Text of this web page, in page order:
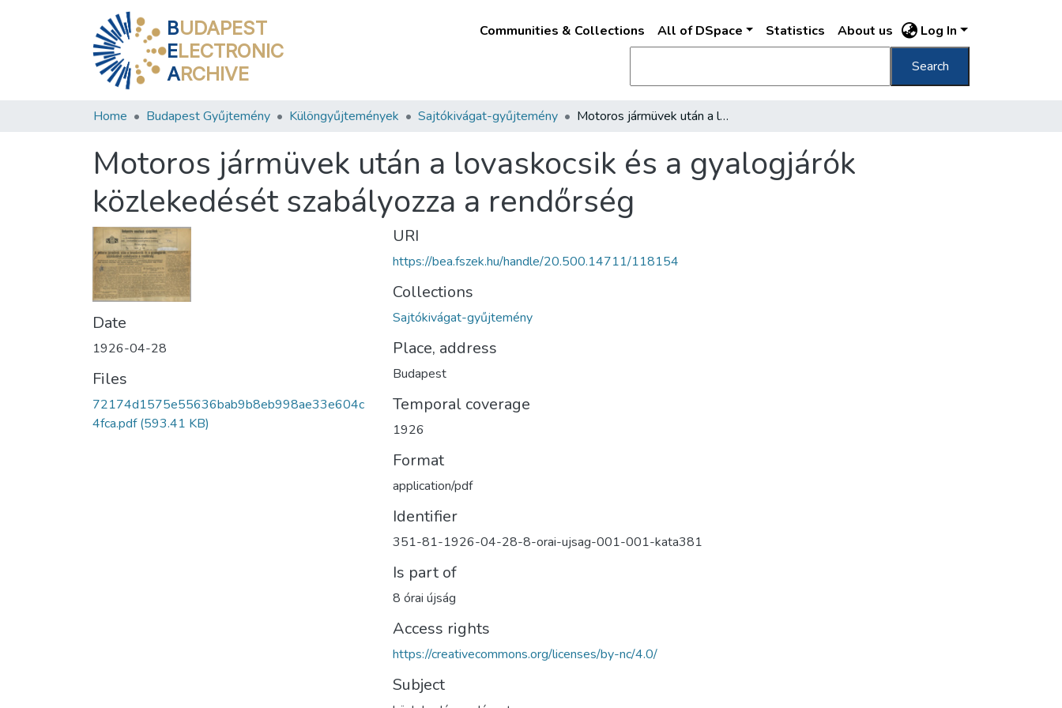
BUDAPEST
ELECTRONIC
ARCHIVE
Communities & Collections All of DSpace Statistics About us Log In
Search
Home Budapest Gyűjtemény Különgyűjtemények Sajtókivágat-gyűjtemény Motoros jármüvek után a lovaskocsik és a gyalogjárók közlekedését szabályozza a rendőrség
Motoros jármüvek után a lovaskocsik és a gyalogjárók
közlekedését szabályozza a rendőrség
Date
1926-04-28
Files
72174d1575e55636bab9b8eb998ae33e604c
4fca.pdf(593.41 KB)
URI
https://bea.fszek.hu/handle/20.500.14711/118154
Collections
Sajtókivágat-gyűjtemény
Place, address
Budapest
Temporal coverage
1926
Format
application/pdf
Identifier
351-81-1926-04-28-8-orai-ujsag-001-001-kata381
Is part of
8 órai újság
Access rights
https://creativecommons.org/licenses/by-nc/4.0/
Subject